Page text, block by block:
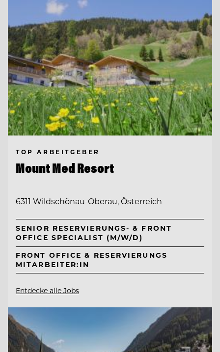
TOP ARBEITGEBER
Mount Med Resort
6311 Wildschönau-Oberau, Österreich
SENIOR RESERVIERUNGS- & FRONT
OFFICE SPECIALIST (M/W/D)
FRONT OFFICE & RESERVIERUNGS
MITARBEITER:IN
Entdecke alle Jobs